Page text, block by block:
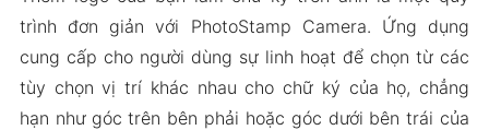
trình đơn giản với PhotoStamp Camera. Ứng dụng
cung cấp cho người dùng sự linh hoạt để chọn từ các
tùy chọn vị trí khác nhau cho chữ ký của họ, chẳng
hạn như góc trên bên phải hoặc góc dưới bên trái của